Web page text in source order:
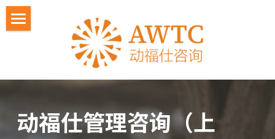
关于动福仕
IFAWF人才计划
2026 嘉宾
活动照片
动福仕管理咨询（上